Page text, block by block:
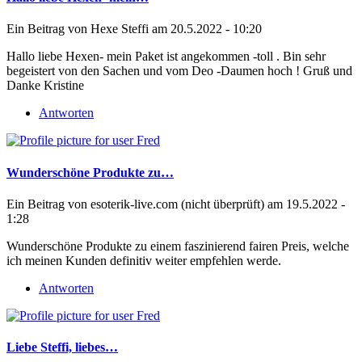
Ein Beitrag von Hexe Steffi am 20.5.2022 - 10:20
Hallo liebe Hexen- mein Paket ist angekommen -toll . Bin sehr
begeistert von den Sachen und vom Deo -Daumen hoch ! Gruß und
Danke Kristine
Antworten
Wunderschöne Produkte zu…
Ein Beitrag von esoterik-live.com (nicht überprüft) am 19.5.2022 -
1:28
Wunderschöne Produkte zu einem faszinierend fairen Preis, welche
ich meinen Kunden definitiv weiter empfehlen werde.
Antworten
Liebe Steffi, liebes…